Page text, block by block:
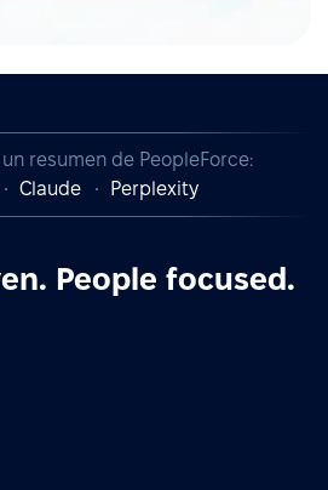
un resumen de PeopleForce:
Claude Perplexity
People focused.